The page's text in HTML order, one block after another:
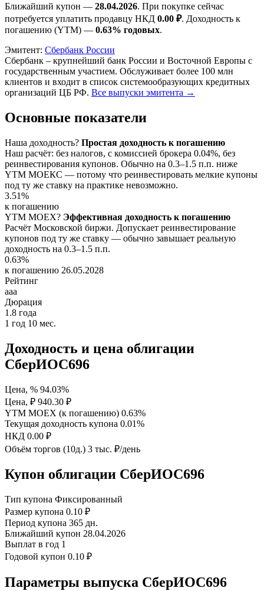
Ближайший купон — 28.04.2026. При покупке сейчас
потребуется уплатить продавцу НКД 0.00 ₽. Доходность к
погашению (YTM) — 0.63% годовых.
Эмитент: Сбербанк России
Сбербанк – крупнейший банк России и Восточной Европы с
государственным участием. Обслуживает более 100 млн
клиентов и входит в список системообразующих кредитных
организаций ЦБ РФ. Все выпуски эмитента →
Основные показатели
Наша доходность? Простая доходность к погашению
Наш расчёт: без налогов, с комиссией брокера 0.04%, без
реинвестирования купонов. Обычно на 0.3–1.5 п.п. ниже
YTM МОЕКС — потому что реинвестировать мелкие купоны
под ту же ставку на практике невозможно.
3.51%
к погашению
YTM MOEX? Эффективная доходность к погашению
Расчёт Московской биржи. Допускает реинвестирование
купонов под ту же ставку — обычно завышает реальную
доходность на 0.3–1.5 п.п.
0.63%
к погашению 26.05.2028
Рейтинг
aaa
Дюрация
1.8 года
1 год 10 мес.
Доходность и цена облигации
СберИОС696
Цена, % 94.03%
Цена, ₽ 940.30 ₽
YTM MOEX (к погашению) 0.63%
Текущая доходность купона 0.01%
НКД 0.00 ₽
Объём торгов (10д.) 3 тыс. ₽/день
Купон облигации СберИОС696
Тип купона Фиксированный
Размер купона 0.10 ₽
Период купона 365 дн.
Ближайший купон 28.04.2026
Выплат в год 1
Годовой купон 0.10 ₽
Параметры выпуска СберИОС696